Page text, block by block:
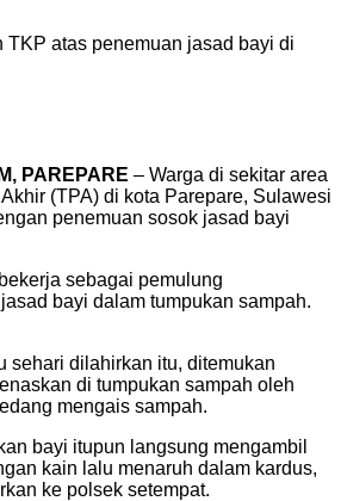
TKP atas penemuan jasad bayi di
PAREPARE – Warga di sekitar area
(TPA) di kota Parepare, Sulawesi
penemuan sosok jasad bayi
sebagai pemulung
bayi dalam tumpukan sampah.
sehari dilahirkan itu, ditemukan
di tumpukan sampah oleh
mengais sampah.
bayi itupun langsung mengambil
kain lalu menaruh dalam kardus,
ke polsek setempat.